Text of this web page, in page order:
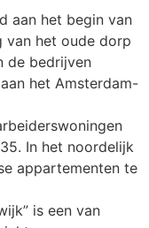
aan het begin van
van het oude dorp
de bedrijven
het Amsterdam-
In het noordelijk
appartementen te
is een van